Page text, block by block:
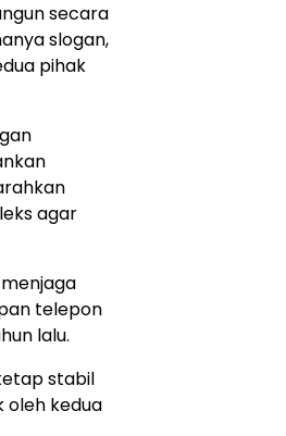
secara
slogan,
pihak
agar
telepon
lalu.
stabil
oleh kedua